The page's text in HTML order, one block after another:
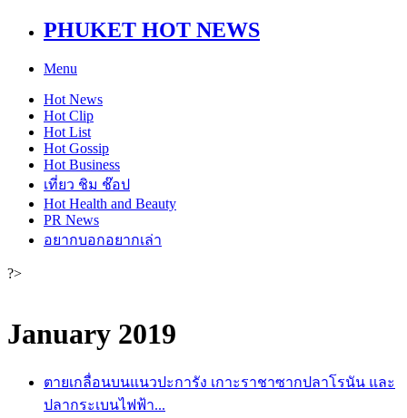
PHUKET HOT NEWS
Menu
Hot News
Hot Clip
Hot List
Hot Gossip
Hot Business
เที่ยว ชิม ช๊อป
Hot Health and Beauty
PR News
อยากบอกอยากเล่า
?>
January 2019
ตายเกลื่อนบนแนวปะการัง เกาะราชาซากปลาโรนัน และ
ปลากระเบนไฟฟ้า...